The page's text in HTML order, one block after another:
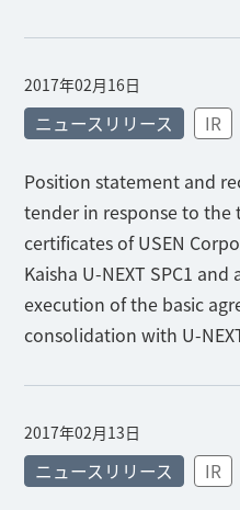
2017年02月16日
ニュースリリース IR
Position statement and
tender in response to the
certificates of USEN
Kaisha U-NEXT SPC1
execution of the basic
consolidation with U-
2017年02月13日
ニュースリリース IR